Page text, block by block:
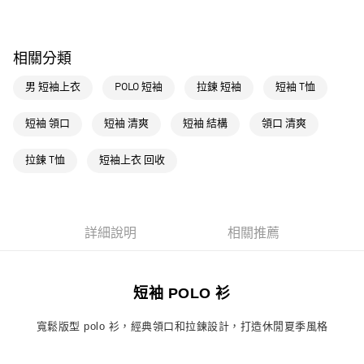
付款後全家取貨
每筆NT$80，滿NT$1,500(含以上)免運費
萊爾富取貨付款
每筆NT$80，滿NT$1,500(含以上)免運費
相關分類
男 短袖上衣 POLO 短袖 拉鍊 短袖 短袖 T恤
短袖 領口 短袖 清爽 短袖 結構 領口 清爽
拉鍊 T恤 短袖上衣 回收
詳細說明 相關推薦
短袖 POLO 衫
寬鬆版型 polo 衫，經典領口和拉鍊設計，打造休閒夏季風格